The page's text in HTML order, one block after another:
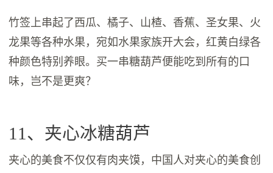
竹签上串起了西瓜、橘子、山楂、香蕉、圣女果、火
龙果等各种水果，宛如水果家族开大会，红黄白绿各
种颜色特别养眼。买一串糖葫芦便能吃到所有的口
味，岂不是更爽？
11、夹心冰糖葫芦
夹心的美食不仅仅有肉夹馍，中国人对夹心的美食创